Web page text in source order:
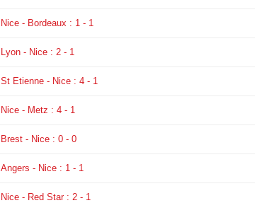
Nice - Bordeaux : 1 - 1
Lyon - Nice : 2 - 1
St Etienne - Nice : 4 - 1
Nice - Metz : 4 - 1
Brest - Nice : 0 - 0
Angers - Nice : 1 - 1
Nice - Red Star : 2 - 1